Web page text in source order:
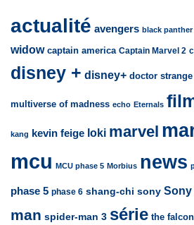
actualité avengers black panther
widow captain america Captain Marvel 2
disney + disney+ doctor strange
multiverse of madness echo Eternals
kang kevin feige loki marvel
mcu MCU phase 5 Morbius news
phase 5 phase 6 shang-chi sony Sony
man spider-man 3 série the